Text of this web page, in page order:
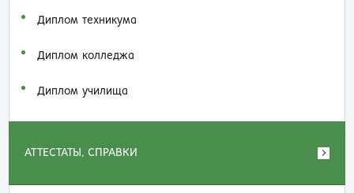
Диплом техникума
Диплом колледжа
Диплом училища
АТТЕСТАТЫ, СПРАВКИ